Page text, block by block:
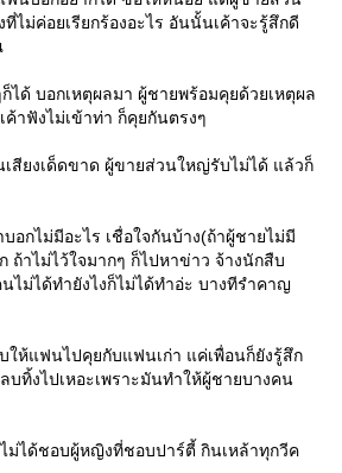
ม่ค่อยเรียกร้องอะไร อันนั้นเค้าจะรู้สึกดี
ได้ บอกเหตุผลมา ผู้ชายพร้อมคุยด้วยเหตุผล
าฟังไม่เข้าท่า ก็คุยกันตรงๆ
สียงเด็ดขาด ผู้ขายส่วนใหญ่รับไม่ได้ แล้วก็
บอกไม่มีอะไร เชื่อใจกันบ้าง(ถ้าผู้ชายไม่มี
ถ้าไม่ไว้ใจมากๆ ก็ไปหาข่าว จ้างนักสืบ
ไม่ได้ทำยังไงก็ไม่ได้ทำอ่ะ บางทีรำคาญ
ห้แฟนไปคุยกับแฟนเก่า แค่เพื่อนก็ยังรู้สึก
บทิ้งไปเหอะเพราะมันทำให้ผู้ชายบางคน
ม่ได้ชอบผู้หญิงที่ชอบปาร์ตี้ กินเหล้าทุกวีค